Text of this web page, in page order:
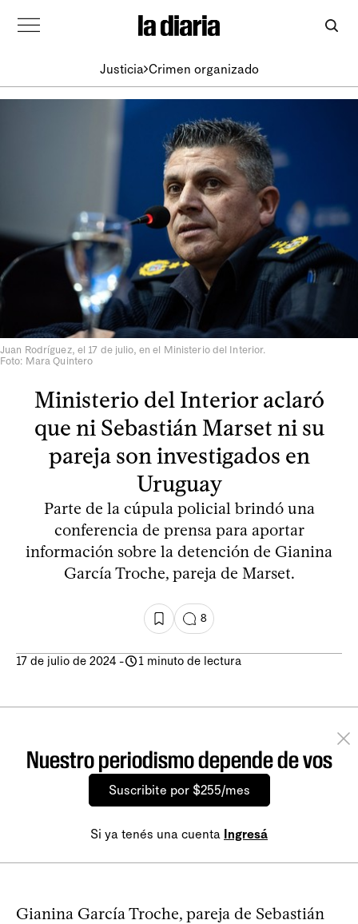
Justicia Crimen organizado
Juan Rodríguez, el 17 de julio, en el Ministerio del Interior.
Foto: Mara Quintero
Ministerio del Interior aclaró
que ni Sebastián Marset ni su
pareja son investigados en
Uruguay
Parte de la cúpula policial brindó una
conferencia de prensa para aportar
información sobre la detención de Gianina
García Troche, pareja de Marset.
8
17 de julio de 2024 - 1 minuto de lectura
Nuestro periodismo depende de vos
Suscribite por $255/mes
Si ya tenés una cuenta Ingresá
Gianina García Troche, pareja de Sebastián